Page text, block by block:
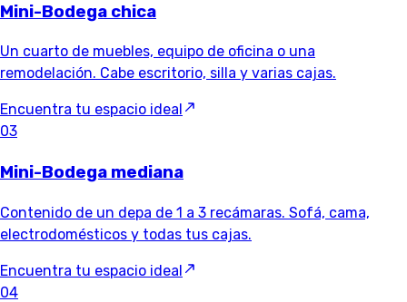
Mini-Bodega chica
Un cuarto de muebles, equipo de oficina o una
remodelación. Cabe escritorio, silla y varias cajas.
Encuentra tu espacio ideal
03
Mini-Bodega mediana
Contenido de un depa de 1 a 3 recámaras. Sofá, cama,
electrodomésticos y todas tus cajas.
Encuentra tu espacio ideal
04